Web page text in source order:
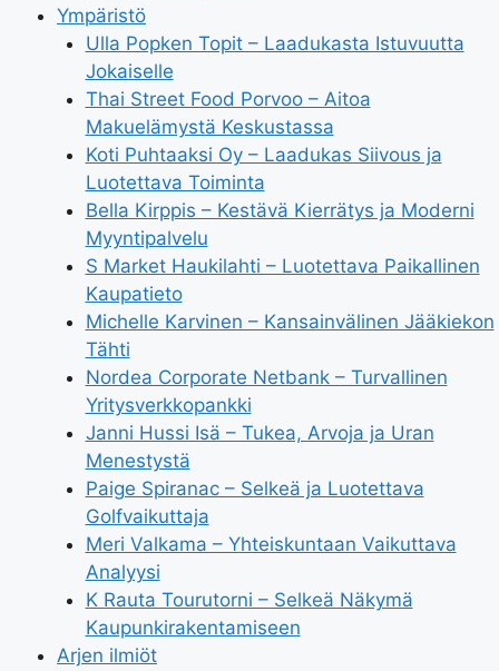
Ympäristö
Ulla Popken Topit – Laadukasta Istuvuutta
Jokaiselle
Thai Street Food Porvoo – Aitoa
Makuelämystä Keskustassa
Koti Puhtaaksi Oy – Laadukas Siivous ja
Luotettava Toiminta
Bella Kirppis – Kestävä Kierrätys ja Moderni
Myyntipalvelu
S Market Haukilahti – Luotettava Paikallinen
Kaupatieto
Michelle Karvinen – Kansainvälinen Jääkiekon
Tähti
Nordea Corporate Netbank – Turvallinen
Yritysverkkopankki
Janni Hussi Isä – Tukea, Arvoja ja Uran
Menestystä
Paige Spiranac – Selkeä ja Luotettava
Golfvaikuttaja
Meri Valkama – Yhteiskuntaan Vaikuttava
Analyysi
K Rauta Tourutorni – Selkeä Näkymä
Kaupunkirakentamiseen
Arjen ilmiöt